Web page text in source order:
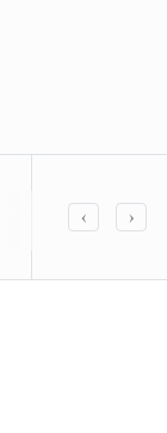
Friske
‹ ›